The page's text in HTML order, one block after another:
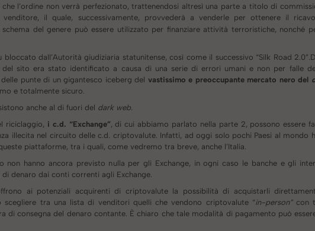
l’ordine non verrà perfezionato, trattenendosi altresì una parte a titolo di
il quale, successivamente, provvederà a venderle per ottenere il
del genere può essere utilizzato per finanziare attività terroristiche, nonché
dall’Autorità giudiziaria statunitense, così come il successivo “Silk Road
del sito era stato identificato a causa di una serie di errori umani e non per falle
punte di un gigantesco iceberg del vastissimo e preoccupante mercato nero del
e totalmente sicuro.
anche al di fuori del dark web.
riciclaggio, i c.d. “Exchange” , di cui abbiamo parlato nella parte 2, possono essere
illecita nel circuito delle c.d. criptovalute. Infatti, ad oggi solo pochi Paesi al mondo
piattaforme, tra i quali, come vedremo tra breve, anche l’Italia.
hanno ancora previsto nulla per gli Exchange, in ogni caso le banche e gli
denaro dai conti correnti agli Exchange.
ai potenziali acquirenti di criptovalute la possibilità di acquistarli
scegliere tra una lista di venditori quelli che vendono criptovalute “in-person”con
di consegna del denaro contante. È chiaro che tale modalità di pagamento può